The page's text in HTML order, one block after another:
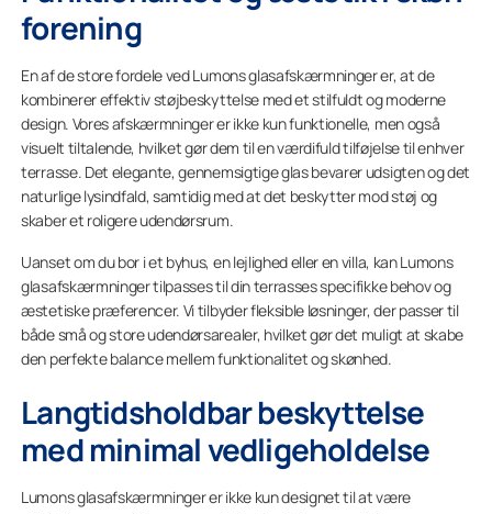
forening
En af de store fordele ved Lumons glasafskærmninger er, at de
kombinerer effektiv støjbeskyttelse med et stilfuldt og moderne
design. Vores afskærmninger er ikke kun funktionelle, men også
visuelt tiltalende, hvilket gør dem til en værdifuld tilføjelse til enhver
terrasse. Det elegante, gennemsigtige glas bevarer udsigten og det
naturlige lysindfald, samtidig med at det beskytter mod støj og
skaber et roligere udendørsrum.
Uanset om du bor i et byhus, en lejlighed eller en villa, kan Lumons
glasafskærmninger tilpasses til din terrasses specifikke behov og
æstetiske præferencer. Vi tilbyder fleksible løsninger, der passer til
både små og store udendørsarealer, hvilket gør det muligt at skabe
den perfekte balance mellem funktionalitet og skønhed.
Langtidsholdbar beskyttelse
med minimal vedligeholdelse
Lumons glasafskærmninger er ikke kun designet til at være